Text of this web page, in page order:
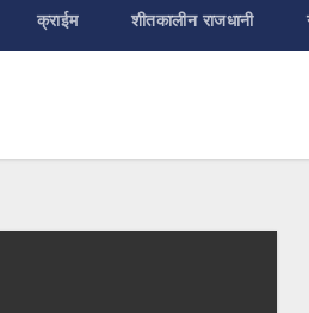
क्राईम शीतकालीन राजधानी